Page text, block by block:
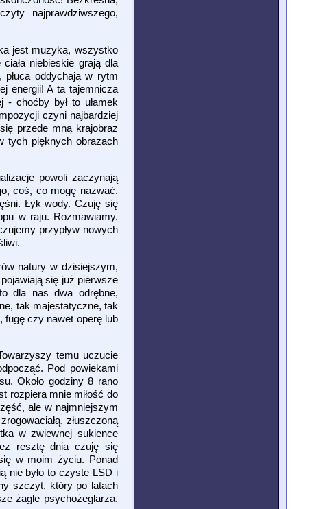
najprawdziwszego,
jest muzyką, wszystko
niebieskie grają dla
oddychają w rytm
energii! A ta tajemnicza
- choćby był to ułamek
czyni najbardziej
przede mną krajobraz
tych pięknych obrazach
powoli zaczynają
coś, co mogę nazwać.
Łyk wody. Czuję się
w raju. Rozmawiamy.
przypływ nowych
natury w dzisiejszym,
się już pierwsze
dla nas dwa odrębne,
tak majestatyczne, tak
czy nawet operę lub
temu uczucie
Pod powiekami
Około godziny 8 rano
rozpiera mnie miłość do
ale w najmniejszym
złuszczoną
w zwiewnej sukience
resztę dnia czuję się
w moim życiu. Ponad
nie było to czyste LSD i
szczyt, który po latach
żagle psychożeglarza.